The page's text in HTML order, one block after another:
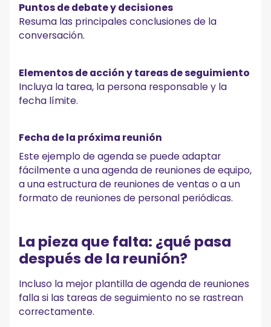
Puntos de debate y decisiones
Resuma las principales conclusiones de la
conversación.
Elementos de acción y tareas de seguimiento
Incluya la tarea, la persona responsable y la
fecha límite.
Fecha de la próxima reunión
Este ejemplo de agenda se puede adaptar
fácilmente a una agenda de reuniones de equipo,
a una estructura de reuniones de ventas o a un
formato de reuniones de personal periódicas.
La pieza que falta: ¿qué pasa
después de la reunión?
Incluso la mejor plantilla de agenda de reuniones
falla si las tareas de seguimiento no se rastrean
correctamente.